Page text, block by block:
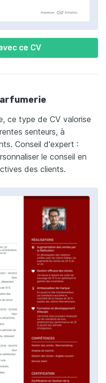
ce CV
ce type de CV valorise
senteurs, à
Conseil d'expert :
le conseil en
des clients.